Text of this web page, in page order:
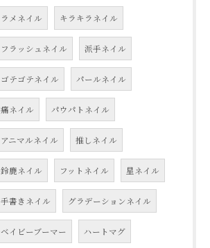
ラメネイル キラキラネイル
フラッシュネイル 派手ネイル
ゴテゴテネイル パールネイル
痛ネイル パウパトネイル
アニマルネイル 推しネイル
鈴鹿ネイル フットネイル 星ネイル
手書きネイル グラデーションネイル
ベイビーブーマー ハートマグ